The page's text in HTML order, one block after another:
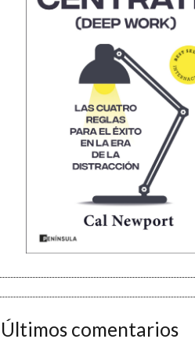
Últimos comentarios